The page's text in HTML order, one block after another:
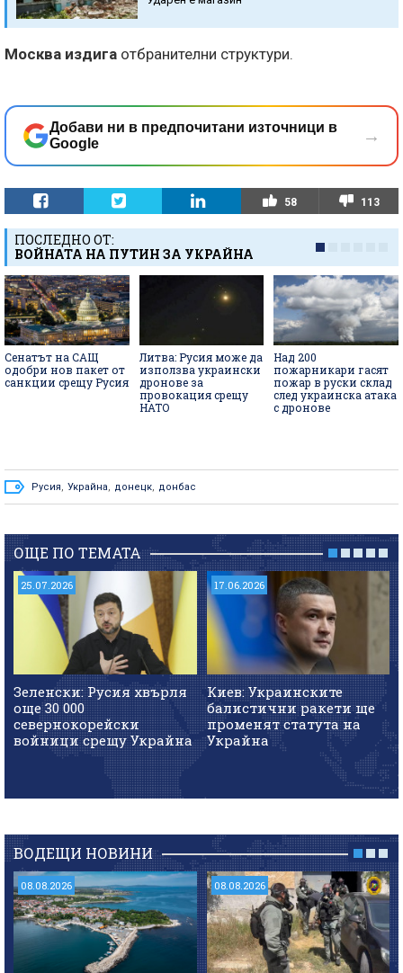
Москва издига отбранителни структури.
Добави ни в предпочитани източници в
Google
→
58 113
ПОСЛЕДНО ОТ:
ВОЙНАТА НА ПУТИН ЗА УКРАЙНА
Сенатът на САЩ
одобри нов пакет от
санкции срещу Русия
Литва: Русия може да
използва украински
дронове за
провокация срещу
НАТО
Над 200
пожарникари гасят
пожар в руски склад
след украинска атака
с дронове
Русия, Украйна, донецк, донбас
ОЩЕ ПО ТЕМАТА
25.07.2026
Зеленски: Русия хвърля
още 30 000
севернокорейски
войници срещу Украйна
17.06.2026
Киев: Украинските
балистични ракети ще
променят статута на
Украйна
ВОДЕЩИ НОВИНИ
08.08.2026 08.08.2026